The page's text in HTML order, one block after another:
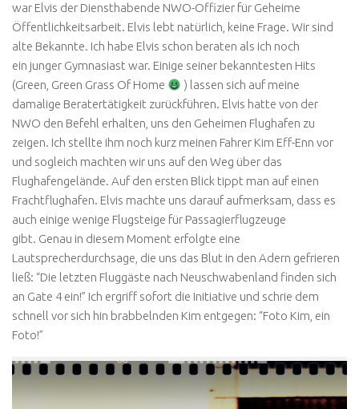
war Elvis der Diensthabende NWO-Offizier für Geheime
Öffentlichkeitsarbeit. Elvis lebt natürlich, keine Frage. Wir sind
alte Bekannte. Ich habe Elvis schon beraten als ich noch
ein junger Gymnasiast war. Einige seiner bekanntesten Hits
(Green, Green Grass Of Home
) lassen sich auf meine
damalige Beratertätigkeit zurückführen. Elvis hatte von der
NWO den Befehl erhalten, uns den Geheimen Flughafen zu
zeigen. Ich stellte ihm noch kurz meinen Fahrer Kim Eff-Enn vor
und sogleich machten wir uns auf den Weg über das
Flughafengelände. Auf den ersten Blick tippt man auf einen
Frachtflughafen. Elvis machte uns darauf aufmerksam, dass es
auch einige wenige Flugsteige für Passagierflugzeuge
gibt. Genau in diesem Moment erfolgte eine
Lautsprecherdurchsage, die uns das Blut in den Adern gefrieren
ließ: “Die letzten Fluggäste nach Neuschwabenland finden sich
an Gate 4 ein!” Ich ergriff sofort die Initiative und schrie dem
schnell vor sich hin brabbelnden Kim entgegen: “Foto Kim, ein
Foto!”